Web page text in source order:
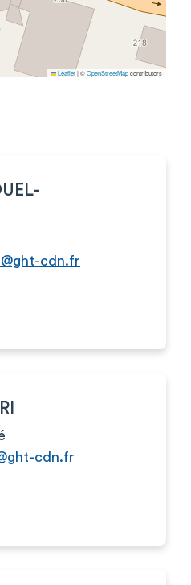
Leaflet|©OpenStreetMapcontributors
cdn.fr
cdn.fr